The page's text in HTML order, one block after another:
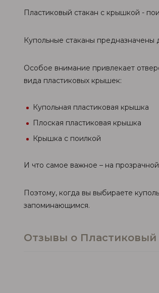
Пластиковый стакан с крышкой -
Купольные стаканы предназначены
Особое внимание привлекает
вида пластиковых крышек:
Купольная пластиковая крышка
Плоская пластиковая крышка
Крышка с поилкой
И что самое важное – на
Поэтому, когда вы выбираете
запоминающимся.
Отзывы о Пластиковый